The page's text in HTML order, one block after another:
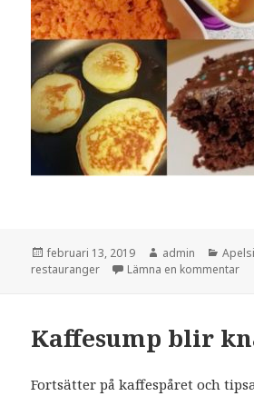
Postat
februari 13, 2019 Författare
admin
restauranger
Lämna en kommentartill
Kaffesump blir
Fortsätter på kaffespåret och